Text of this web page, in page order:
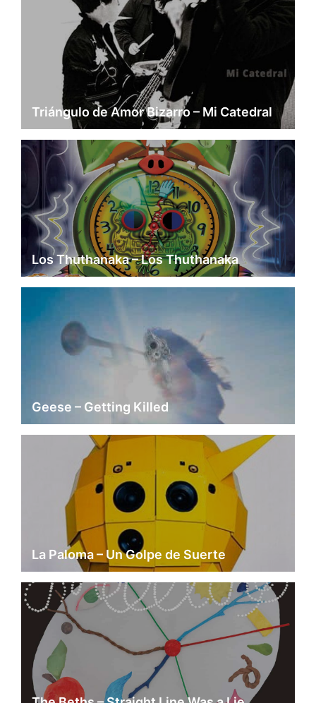
Triángulo de Amor Bizarro – Mi Catedral
Los Thuthanaka – Los Thuthanaka
Geese – Getting Killed
La Paloma – Un Golpe de Suerte